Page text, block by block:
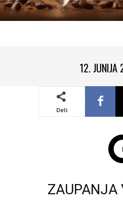
12.
Deli
ZAUPANJA